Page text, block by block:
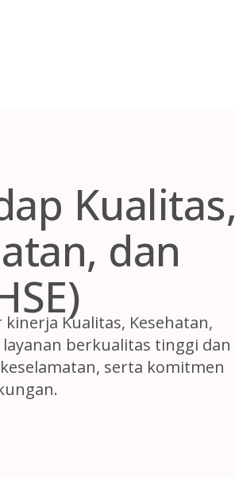
Kualitas,
dan
Kualitas, Kesehatan,
berkualitas tinggi dan
serta komitmen